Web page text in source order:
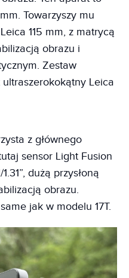
Towarzyszy mu
115 mm, z matrycą
obrazu i
Zestaw
Leica
z głównego
sensor Light Fusion
dużą przysłoną
obrazu.
jak w modelu 17T.